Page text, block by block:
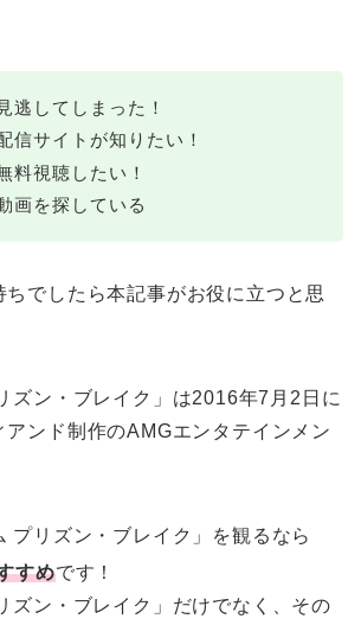
見逃してしまった！
信サイトが知りたい！
料視聴したい！
画を探している
ちでしたら本記事がお役に立つと思
ズン・ブレイク」は2016年7月2日に
アンド制作のAMGエンタテインメン
プリズン・ブレイク」を観るなら
すめです！
ズン・ブレイク」だけでなく、その